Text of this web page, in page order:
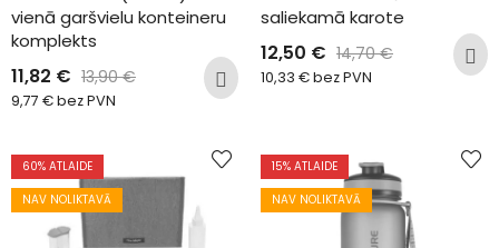
vienā garšvielu konteineru
komplekts
11,82 € 13,90€
9,77 €bez PVN
saliekamā karote
12,50 € 14,70€
10,33 €bez PVN
60% ATLAIDE
NAV NOLIKTAVĀ
15% ATLAIDE
NAV NOLIKTAVĀ